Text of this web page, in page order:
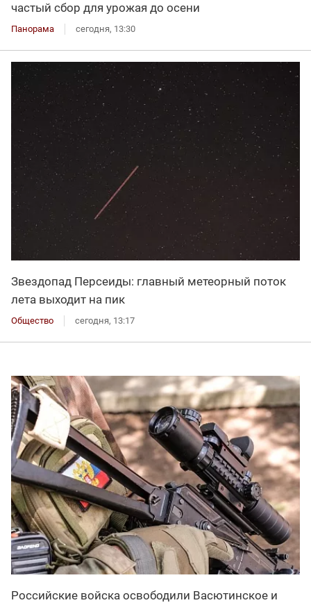
частый сбор для урожая до осени
Панорама сегодня, 13:30
Звездопад Персеиды: главный метеорный поток
лета выходит на пик
Общество сегодня, 13:17
Российские войска освободили Васютинское и